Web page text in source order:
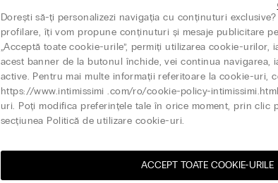
Mergi la pagina principală
Gift card
Dorești să-ți personalizezi navigația cu conținuturi
profilare, îți vom propune conținuturi și mesaje publicitare
„Acceptă toate cookie-urile”, permiți utilizarea cookie-urilor,
acest banner de la butonul închide, vei continua navigarea,
active. Pentru mai multe informații referitoare la cookie-uri,
https://www.intimissimi .com/ro/cookie-policy-
uri. Poți modifica preferințele tale în orice moment, prin clic
secțiunea Politică de utilizare cookie-uri.
ACCEPT TOATE COOKIE-URILE